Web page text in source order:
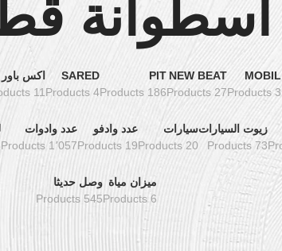
اسطوانة
MOBIL
3 Products
NEW BEAT
27 Products
PIT
186 Products
SARED
4 Products
اكس باور
11 Products
زيوت السيارات
73 Products
سيارات
20 Products
عدد وادفو
19 Products
عدد وادوات
1٬057 Products
ميزان مياة
6 Products
وصل حديثا
545 Products